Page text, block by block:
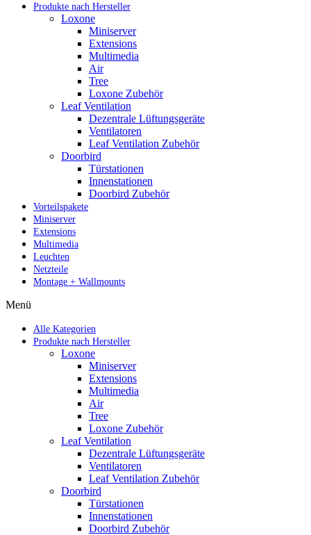
Produkte nach Hersteller
Loxone
Miniserver
Extensions
Multimedia
Air
Tree
Loxone Zubehör
Leaf Ventilation
Dezentrale Lüftungsgeräte
Ventilatoren
Leaf Ventilation Zubehör
Doorbird
Türstationen
Innenstationen
Doorbird Zubehör
Vorteilspakete
Miniserver
Extensions
Multimedia
Leuchten
Netzteile
Montage + Wallmounts
Menü
Alle Kategorien
Produkte nach Hersteller
Loxone
Miniserver
Extensions
Multimedia
Air
Tree
Loxone Zubehör
Leaf Ventilation
Dezentrale Lüftungsgeräte
Ventilatoren
Leaf Ventilation Zubehör
Doorbird
Türstationen
Innenstationen
Doorbird Zubehör